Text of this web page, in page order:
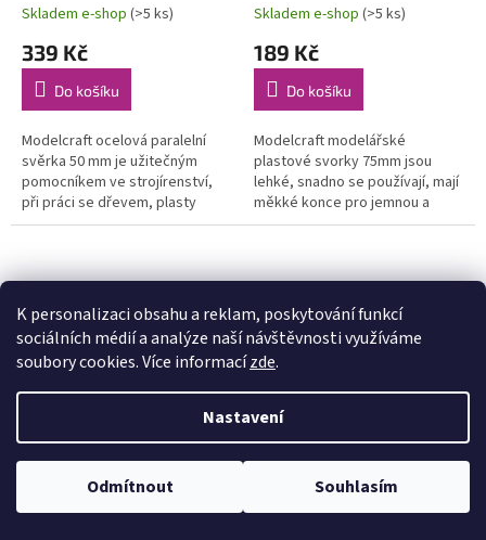
K personalizaci obsahu a reklam, poskytování funkcí
sociálních médií a analýze naší návštěvnosti využíváme
soubory cookies. Více informacízde.
Nastavení
Odmítnout Souhlasím
Skladem e-shop (>5 ks)
339 Kč
Do košíku
Modelcraft ocelová paralelní
svěrka 50 mm je užitečným
pomocníkem ve strojírenství,
při práci se dřevem, plasty
apod. Díky dvěma stavitelným
Skladem e-shop (>5 ks)
189 Kč
Do košíku
Modelcraft modelářské
plastové svorky 75mm jsou
lehké, snadno se používají, mají
měkké konce pro jemnou a
precizní práci. Jsou nezbytné
Modelcraft modelářská
ztužidlo 50mm
Modelcraft modelářské
ztužidlo 25mm